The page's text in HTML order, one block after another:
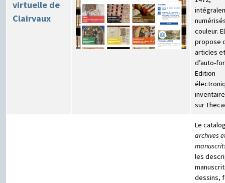
virtuelle de
Clairvaux
couleur.
propose
articles
d’auto-
Edition
sur
Le
archives
les
dessins,